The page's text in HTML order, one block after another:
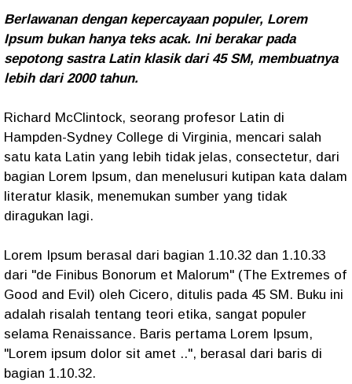
Berlawanan dengan kepercayaan populer, Lorem
Ipsum bukan hanya teks acak. Ini berakar pada
sepotong sastra Latin klasik dari 45 SM, membuatnya
lebih dari 2000 tahun.
Richard McClintock, seorang profesor Latin di
Hampden-Sydney College di Virginia, mencari salah
satu kata Latin yang lebih tidak jelas, consectetur, dari
bagian Lorem Ipsum, dan menelusuri kutipan kata dalam
literatur klasik, menemukan sumber yang tidak
diragukan lagi.
Lorem Ipsum berasal dari bagian 1.10.32 dan 1.10.33
dari "de Finibus Bonorum et Malorum" (The Extremes of
Good and Evil) oleh Cicero, ditulis pada 45 SM. Buku ini
adalah risalah tentang teori etika, sangat populer
selama Renaissance. Baris pertama Lorem Ipsum,
"Lorem ipsum dolor sit amet ..", berasal dari baris di
bagian 1.10.32.